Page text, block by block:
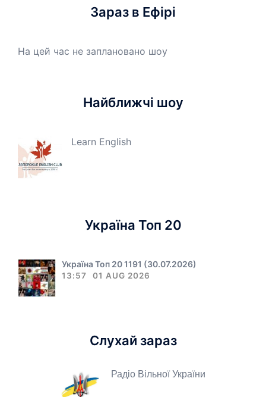
Зараз в Ефірі
На цей час не заплановано шоу
Найближчі шоу
Learn English
Україна Топ 20
Україна Топ 20 1191 (30.07.2026)
13:57 01 AUG 2026
Слухай зараз
Радіо Вільної України